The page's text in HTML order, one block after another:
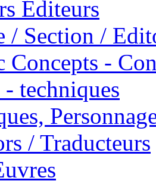
Éditeurs
/ Section /
Concepts -
techniques
/ Traducteurs